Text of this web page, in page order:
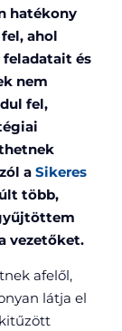
hatékony
ahol
feladatait és
nem
fel,
a Sikeres
több,
vezetőket.
afelől,
látja el